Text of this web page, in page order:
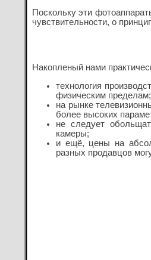
Поскольку эти
чувствительности, о
Накопленый нами
технология
физическим пределам;
на рынке
более высоких
не следует
камеры;
и ещё, цены на
разных продавцов